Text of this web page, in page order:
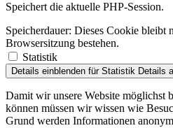
Speichert die aktuelle PHP-Session.
Speicherdauer: Dieses Cookie bleibt
Browsersitzung bestehen.
Statistik
Details einblenden für Statistik Details
Damit wir unsere Website möglichst
können müssen wir wissen wie
Grund werden Informationen